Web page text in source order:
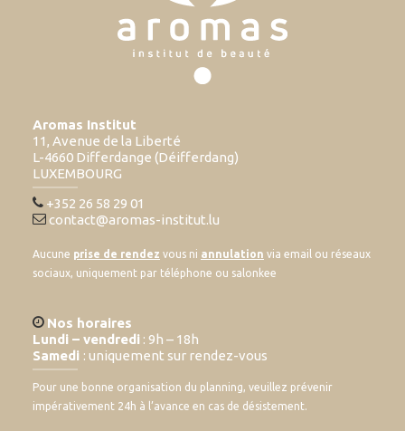
Aromas Institut
11, Avenue de la Liberté
L-4660 Differdange (Déifferdang)
LUXEMBOURG
+352 26 58 29 01
contact@aromas-institut.lu
Aucune prise de rendez vous ni annulation via email ou réseaux
sociaux, uniquement par téléphone ou salonkee
Nos horaires
Lundi – vendredi : 9h – 18h
Samedi : uniquement sur rendez-vous
Pour une bonne organisation du planning, veuillez prévenir
impérativement 24h à l’avance en cas de désistement.